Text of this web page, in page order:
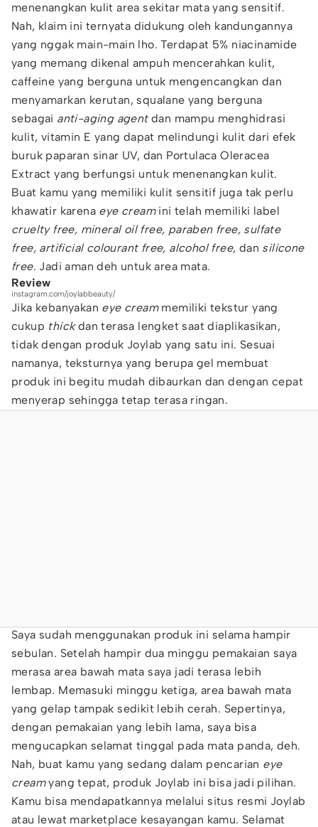
menenangkan kulit area sekitar mata yang sensitif.
Nah, klaim ini ternyata didukung oleh kandungannya
yang nggak main-main lho. Terdapat 5% niacinamide
yang memang dikenal ampuh mencerahkan kulit,
caffeine yang berguna untuk mengencangkan dan
menyamarkan kerutan, squalane yang berguna
sebagai anti-aging agentdan mampu menghidrasi
kulit, vitamin E yang dapat melindungi kulit dari efek
buruk paparan sinar UV, dan Portulaca Oleracea
Extract yang berfungsi untuk menenangkan kulit.
Buat kamu yang memiliki kulit sensitif juga tak perlu
khawatir karena eye creamini telah memiliki label
cruelty free, mineral oil free, paraben free, sulfate
free, artificial colourant free, alcohol free, dan silicone
free. Jadi aman deh untuk area mata.
Review
instagram.com/joylabbeauty/
Jika kebanyakan eye creammemiliki tekstur yang
cukup thickdan terasa lengket saat diaplikasikan,
tidak dengan produk Joylab yang satu ini. Sesuai
namanya, teksturnya yang berupa gel membuat
produk ini begitu mudah dibaurkan dan dengan cepat
menyerap sehingga tetap terasa ringan.
Saya sudah menggunakan produk ini selama hampir
sebulan. Setelah hampir dua minggu pemakaian saya
merasa area bawah mata saya jadi terasa lebih
lembap. Memasuki minggu ketiga, area bawah mata
yang gelap tampak sedikit lebih cerah. Sepertinya,
dengan pemakaian yang lebih lama, saya bisa
mengucapkan selamat tinggal pada mata panda, deh.
Nah, buat kamu yang sedang dalam pencarian eye
creamyang tepat, produk Joylab ini bisa jadi pilihan.
Kamu bisa mendapatkannya melalui situs resmi Joylab
atau lewat marketplace kesayangan kamu. Selamat